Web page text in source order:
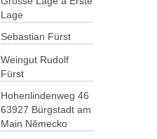
Lage
Sebastian Fürst
Weingut Rudolf
Fürst
Hohenlindenweg 46
63927 Bürgstadt am
Main Německo